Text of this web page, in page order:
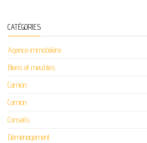
CATÉGORIES
Agence immobilière
Biens et meubles
Camion
Camion
Conseils
Déménagement